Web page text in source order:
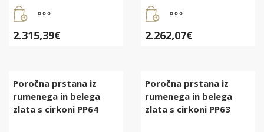
2.315,39€ 2.262,07€
Poročna prstana iz
rumenega in belega
zlata s cirkoni PP64
Poročna prstana iz
rumenega in belega
zlata s cirkoni PP63